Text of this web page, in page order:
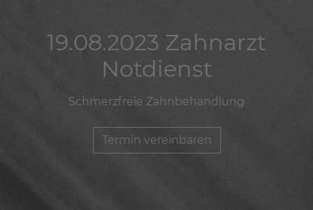
19.08.2023 Zahnarzt
Notdienst
Schmerzfreie Zahnbehandlung
Termin vereinbaren
19.08.2023 Zahnarzt
Notdienst
Schmerzfreie Zahnbehandlung
Termin vereinbaren
19.08.2023 Zahnarzt
Notdienst
Schmerzfreie Zahnbehandlung
Termin vereinbaren